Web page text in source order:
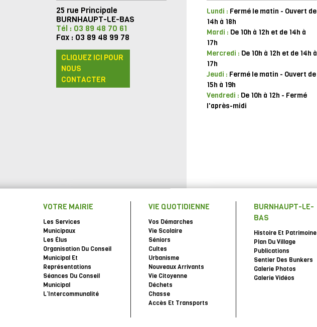
25 rue Principale
BURNHAUPT-LE-BAS
Tél : 03 89 48 70 61
Fax : 03 89 48 99 78
CLIQUEZ ICI POUR
NOUS
CONTACTER
Lundi : Fermé le matin - Ouvert de
14h à 18h
Mardi : De 10h à 12h et de 14h à
17h
Mercredi : De 10h à 12h et de 14h à
17h
Jeudi : Fermé le matin - Ouvert de
15h à 19h
Vendredi : De 10h à 12h - Fermé
l'après-midi
VOTRE MAIRIE
Les Services
Municipaux
Les Élus
Organisation Du Conseil
Municipal Et
Représentations
Séances Du Conseil
Municipal
L’Intercommunalité
VIE QUOTIDIENNE
Vos Démarches
Vie Scolaire
Séniors
Cultes
Urbanisme
Nouveaux Arrivants
Vie Citoyenne
Déchets
Chasse
Accès Et Transports
BURNHAUPT-LE-
BAS
Histoire Et Patrimoine
Plan Du Village
Publications
Sentier Des Bunkers
Galerie Photos
Galerie Vidéos